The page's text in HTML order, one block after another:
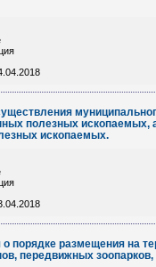
полезных ископаемых,
ископаемых.
порядке размещения на
передвижных зоопарков,